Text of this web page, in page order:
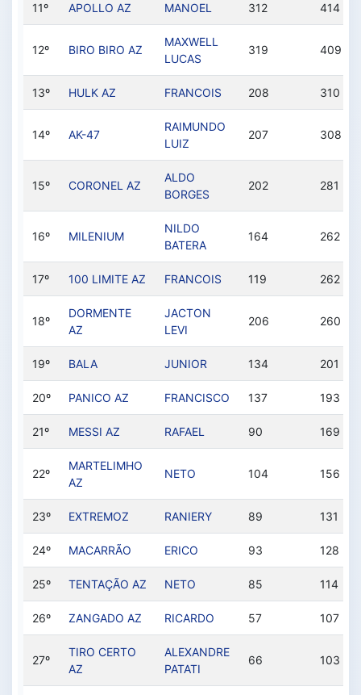
11º APOLLO AZ MANOEL 312 414
12º BIRO BIRO AZ
MAXWELL
LUCAS
319 409
13º HULK AZ FRANCOIS 208 310
14º AK-47
RAIMUNDO
LUIZ
207 308
15º CORONEL AZ
ALDO
BORGES
202 281
16º MILENIUM
NILDO
BATERA
164 262
17º 100 LIMITE AZ FRANCOIS 119 262
18º
DORMENTE
AZ
JACTON
LEVI
206 260
19º BALA JUNIOR 134 201
20º PANICO AZ FRANCISCO 137 193
21º MESSI AZ RAFAEL 90 169
22º
MARTELIMHO
AZ
NETO 104 156
23º EXTREMOZ RANIERY 89 131
24º MACARRÃO ERICO 93 128
25º TENTAÇÃO AZ NETO 85 114
26º ZANGADO AZ RICARDO 57 107
27º
TIRO CERTO
AZ
ALEXANDRE
PATATI
66 103